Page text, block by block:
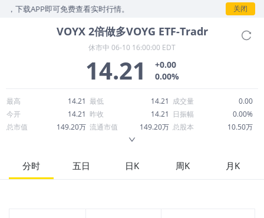
下载APP即可免费查看实时行情。 关闭
VOYX 2倍做多VOYG ETF-Tradr
休市中 06-10 16:00:00 EDT
14.21
+0.00
0.00%
最高 14.21 最低 14.21 成交量
0.00
今开
14.21 昨收 14.21 日振幅
0.00%
总市值
149.20万 流通市值 149.20万 总股本
10.50万
52周最高
37.12 市盈率
股息
分时 五日 日K 周K 月K